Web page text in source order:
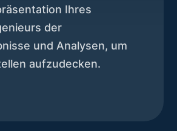
Ihres
der
und Analysen, um
aufzudecken.